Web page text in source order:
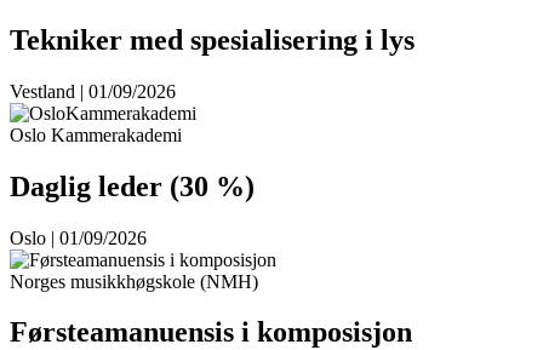
Tekniker med spesialisering i lys
Vestland | 01/09/2026
Oslo Kammerakademi
Daglig leder (30 %)
Oslo | 01/09/2026
Norges musikkhøgskole (NMH)
Førsteamanuensis i komposisjon